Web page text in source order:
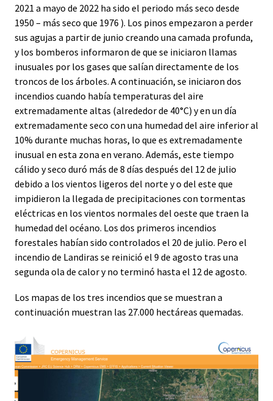
2021 a mayo de 2022 ha sido el periodo más seco desde
1950 – más seco que 1976 ). Los pinos empezaron a perder
sus agujas a partir de junio creando una camada profunda,
y los bomberos informaron de que se iniciaron llamas
inusuales por los gases que salían directamente de los
troncos de los árboles. A continuación, se iniciaron dos
incendios cuando había temperaturas del aire
extremadamente altas (alrededor de 40°C) y en un día
extremadamente seco con una humedad del aire inferior al
10% durante muchas horas, lo que es extremadamente
inusual en esta zona en verano. Además, este tiempo
cálido y seco duró más de 8 días después del 12 de julio
debido a los vientos ligeros del norte y o del este que
impidieron la llegada de precipitaciones con tormentas
eléctricas en los vientos normales del oeste que traen la
humedad del océano. Los dos primeros incendios
forestales habían sido controlados el 20 de julio. Pero el
incendio de Landiras se reinició el 9 de agosto tras una
segunda ola de calor y no terminó hasta el 12 de agosto.
Los mapas de los tres incendios que se muestran a
continuación muestran las 27.000 hectáreas quemadas.